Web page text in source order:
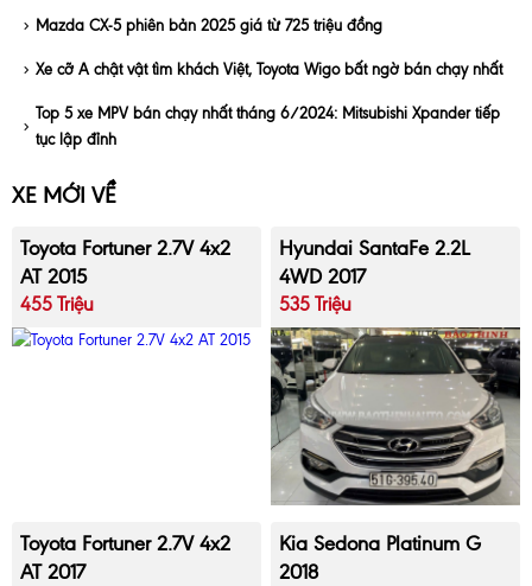
Mazda CX-5 phiên bản 2025 giá từ 725 triệu đồng
Xe cỡ A chật vật tìm khách Việt, Toyota Wigo bất ngờ bán chạy nhất
Top 5 xe MPV bán chạy nhất tháng 6/2024: Mitsubishi Xpander tiếp
tục lập đỉnh
XE MỚI VỀ
Toyota Fortuner 2.7V 4x2
AT 2015
455 Triệu
Hyundai SantaFe 2.2L
4WD 2017
535 Triệu
Toyota Fortuner 2.7V 4x2
AT 2017
Kia Sedona Platinum G
2018